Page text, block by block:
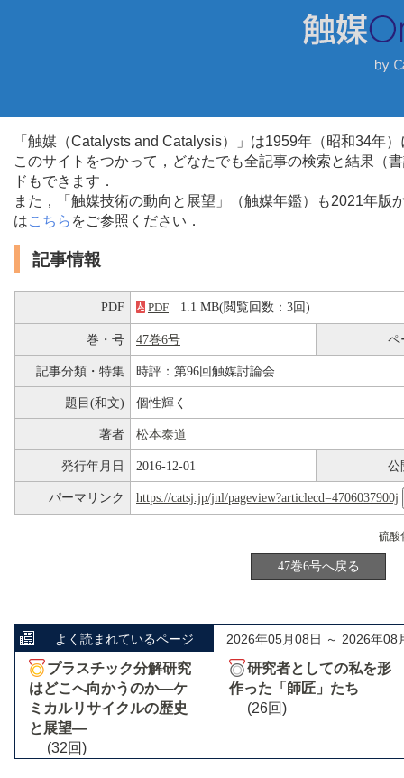
「触媒（Catalysts and Catalysis）」は1959年（昭和34年
このサイトをつかって，どなたでも全記事の検索と結果（
ドもできます．
また，「触媒技術の動向と展望」（触媒年鑑）も2021年
はこちら をご参照ください．
記事情報
PDF PDF 1.1 MB(閲覧回数：3回)
巻・号 47巻6号 ペ
記事分類・特集 時評：第96回触媒討論会
題目(和文) 個性輝く
著者 松本泰道
発行年月日 2016-12-01 公
パーマリンク https://catsj.jp/jnl/pageview?articlecd=4706037900j
47巻6号へ戻る
よく読まれているページ 2026年05月08日 ～ 2026年08
プラスチック分解研究
はどこへ向かうのか―ケ
ミカルリサイクルの歴史
と展望―
(32回)
研究者としての私を形
作った「師匠」たち
(26回)